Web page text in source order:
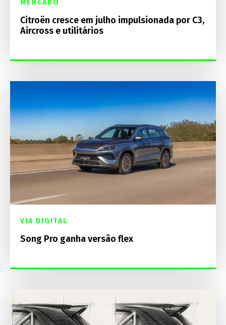
MERCADO
Citroën cresce em julho impulsionada por C3,
Aircross e utilitários
VIA DIGITAL
Song Pro ganha versão flex